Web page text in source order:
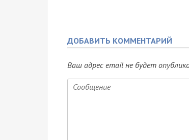
ДОБАВИТЬ КОММЕНТАРИЙ
Ваш адрес email не будет